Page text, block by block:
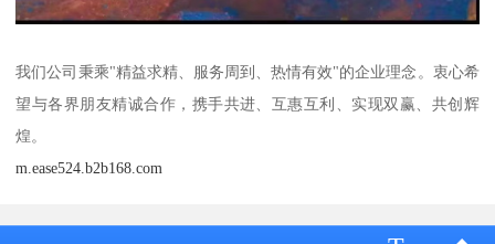
我们公司秉乘"精益求精、服务周到、热情有效"的企业理念。衷心希
望与各界朋友精诚合作，携手共进、互惠互利、实现双赢、共创辉
煌。
m.ease524.b2b168.com